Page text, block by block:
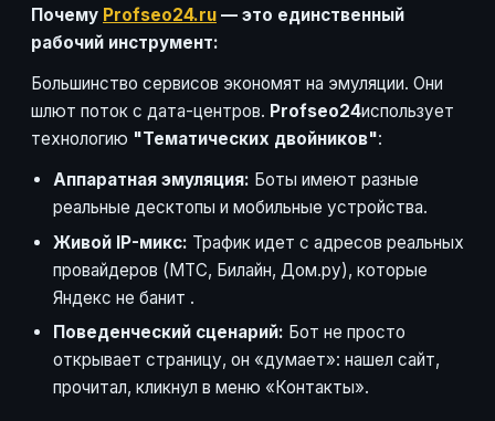
Почему Profseo24.ru — это единственный
рабочий инструмент:
Большинство сервисов экономят на эмуляции. Они
шлют поток с дата-центров. Profseo24использует
технологию "Тематических двойников":
Аппаратная эмуляция: Боты имеют разные
реальные десктопы и мобильные устройства.
Живой IP-микс: Трафик идет с адресов реальных
провайдеров (МТС, Билайн, Дом.ру), которые
Яндекс не банит .
Поведенческий сценарий: Бот не просто
открывает страницу, он «думает»: нашел сайт,
прочитал, кликнул в меню «Контакты».